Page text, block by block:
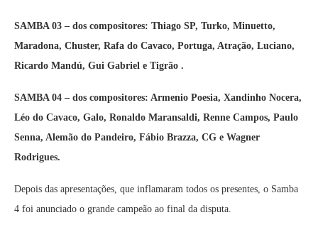
SAMBA 03 – dos compositores: Thiago SP, Turko, Minuetto,
Maradona, Chuster, Rafa do Cavaco, Portuga, Atração, Luciano,
Ricardo Mandú, Gui Gabriel e Tigrão .
SAMBA 04 – dos compositores: Armenio Poesia, Xandinho Nocera,
Léo do Cavaco, Galo, Ronaldo Maransaldi, Renne Campos, Paulo
Senna, Alemão do Pandeiro, Fábio Brazza, CG e Wagner
Rodrigues.
Depois das apresentações, que inflamaram todos os presentes, o Samba
4 foi anunciado o grande campeão ao final da disputa.